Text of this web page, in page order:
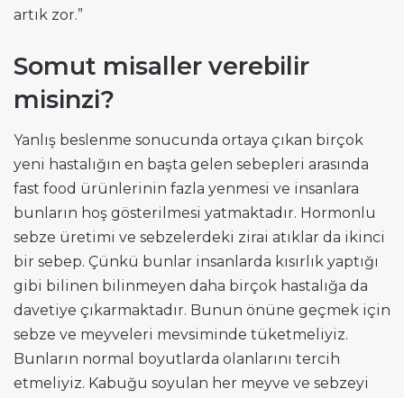
artık zor.”
Somut misaller verebilir
misinzi?
Yanlış beslenme sonucunda ortaya çıkan birçok
yeni hastalığın en başta gelen sebepleri arasında
fast food ürünlerinin fazla yenmesi ve insanlara
bunların hoş gösterilmesi yatmaktadır. Hormonlu
sebze üretimi ve sebzelerdeki zirai atıklar da ikinci
bir sebep. Çünkü bunlar insanlarda kısırlık yaptığı
gibi bilinen bilinmeyen daha birçok hastalığa da
davetiye çıkarmaktadır. Bunun önüne geçmek için
sebze ve meyveleri mevsiminde tüketmeliyiz.
Bunların normal boyutlarda olanlarını tercih
etmeliyiz. Kabuğu soyulan her meyve ve sebzeyi